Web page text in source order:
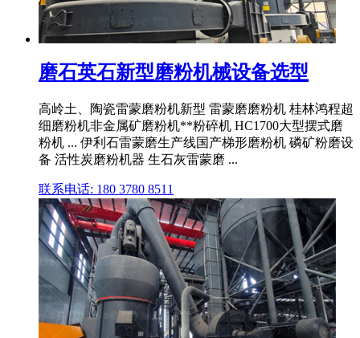
磨石英石新型磨粉机械设备选型
高岭土、陶瓷雷蒙磨粉机新型 雷蒙磨磨粉机 桂林鸿程超
细磨粉机非金属矿磨粉机**粉碎机 HC1700大型摆式磨
粉机 ... 伊利石雷蒙磨生产线国产梯形磨粉机 磷矿粉磨设
备 活性炭磨粉机器 生石灰雷蒙磨 ...
联系电话: 180 3780 8511